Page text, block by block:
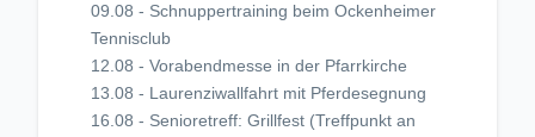
09.08 - Schnuppertraining beim Ockenheimer
Tennisclub
12.08 - Vorabendmesse in der Pfarrkirche
13.08 - Laurenziwallfahrt mit Pferdesegnung
16.08 - Senioretreff: Grillfest (Treffpunkt an